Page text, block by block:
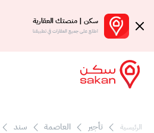
سكن | منصتك العقارية
اطلع على جميع العقارات في تطبيقنا
الرئيسية تأجير العاصمة
سند